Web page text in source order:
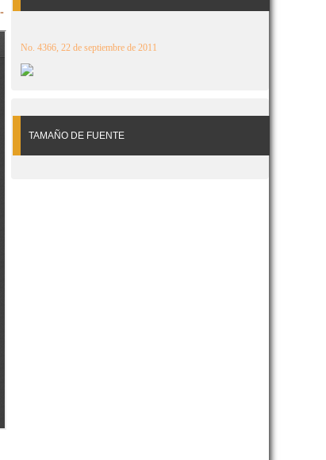
No. 4366, 22 de septiembre de 2011
TAMAÑO DE FUENTE